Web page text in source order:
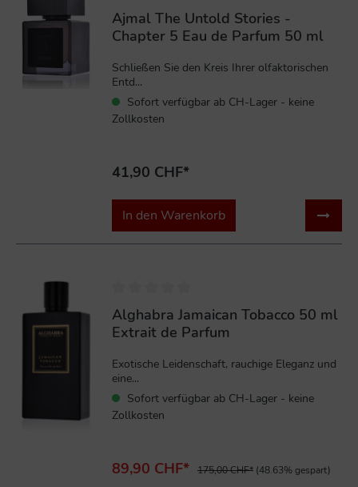
Ajmal The Untold Stories -
Chapter 5 Eau de Parfum 50 ml
Schließen Sie den Kreis Ihrer olfaktorischen
Entd...
Sofort verfügbar ab CH-Lager - keine
Zollkosten
41,90 CHF*
In den Warenkorb
Alghabra Jamaican Tobacco 50 ml
Extrait de Parfum
Exotische Leidenschaft, rauchige Eleganz und
eine...
Sofort verfügbar ab CH-Lager - keine
Zollkosten
89,90 CHF* 175,00 CHF* (48.63% gespart)